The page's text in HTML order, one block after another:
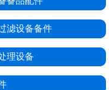
移动式树脂小车
捉器
收器
滤设备备件
置
滤水帽
滤元
理设备